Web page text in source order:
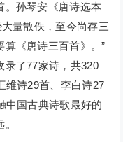
。孙琴安《唐诗选本
量散佚，至今尚存三
《唐诗三百首》。”
录了77家诗，共320
维诗29首、李白诗27
中国古典诗歌最好的